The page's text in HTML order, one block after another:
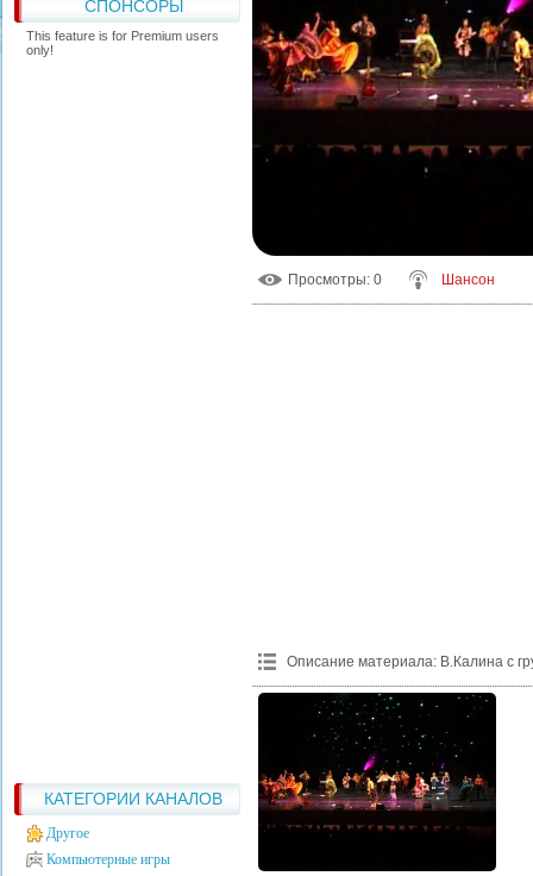
СПОНСОРЫ
This feature is for Premium users
only!
КАТЕГОРИИ КАНАЛОВ
Другое
Компьютерные игры
Просмотры: 0 Шансон
Описание материала: В.Калина с